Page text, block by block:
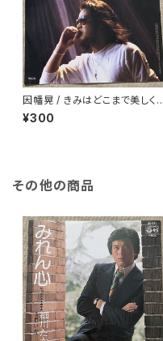
因幡晃 / きみはどこまで美しく
なるのか
¥300
その他の商品